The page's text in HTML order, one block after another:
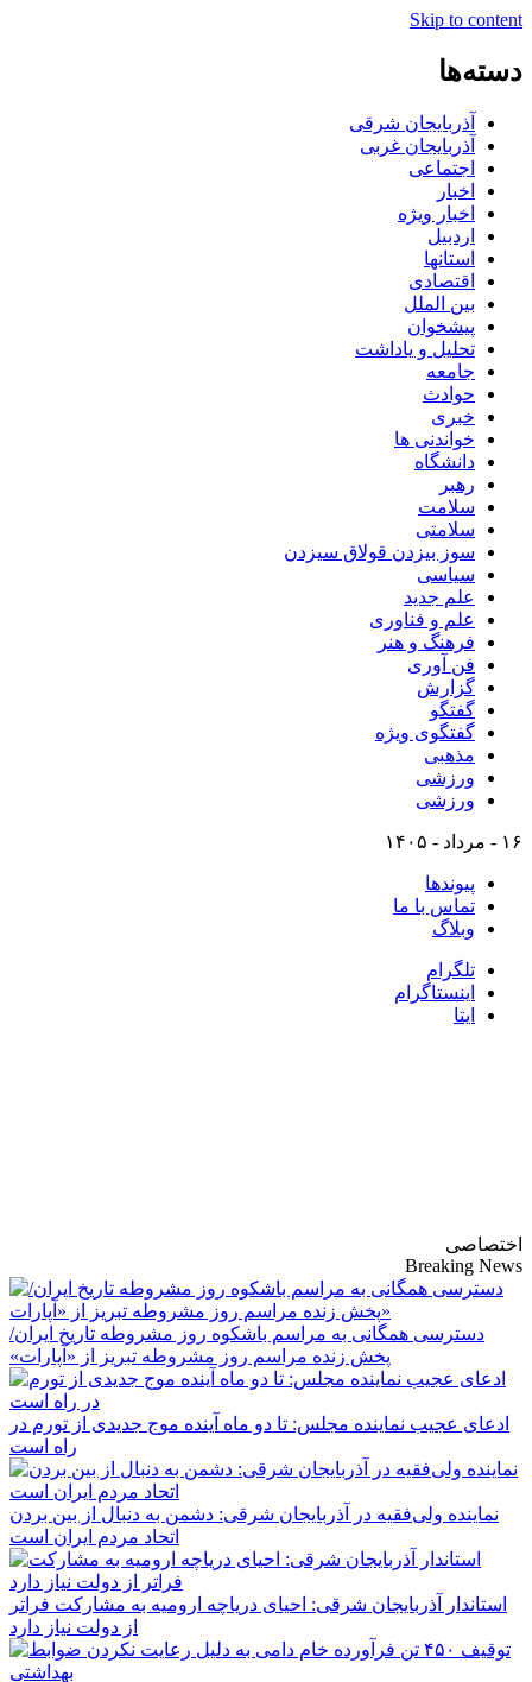
Skip to content
دسته‌ها
آذربایجان شرقی
آذربایجان غربی
اجتماعی
اخبار
اخبار ویژه
اردبیل
استانها
اقتصادی
بین الملل
پیشخوان
تحلیل و یاداشت
جامعه
حوادث
خبری
خواندنی ها
دانشگاه
رهبر
سلامت
سلامتی
سوز بیزدن قولاق سیزدن
سیاسی
علم جدید
علم و فناوری
فرهنگ و هنر
فن آوری
گزارش
گفتگو
گفتگوی ویژه
مذهبی
ورزشی
ورزشی
۱۶ - مرداد - ۱۴۰۵
پیوندها
تماس با ما
وبلاگ
تلگرام
اینستاگرام
ایتا
اختصاصی
Breaking News
دسترسی همگانی به مراسم باشکوه روز مشروطه تاریخ ایران/
پخش زنده مراسم روز مشروطه تبریز از «آپارات»
ادعای عجیب نماینده مجلس: تا دو ماه آینده موج جدیدی از تورم در
راه است
نماینده ولی‌فقیه در آذربایجان شرقی: دشمن به دنبال از بین بردن
اتحاد مردم ایران است
استاندار آذربایجان شرقی: احیای دریاچه ارومیه به مشارکت فراتر
از دولت نیاز دارد